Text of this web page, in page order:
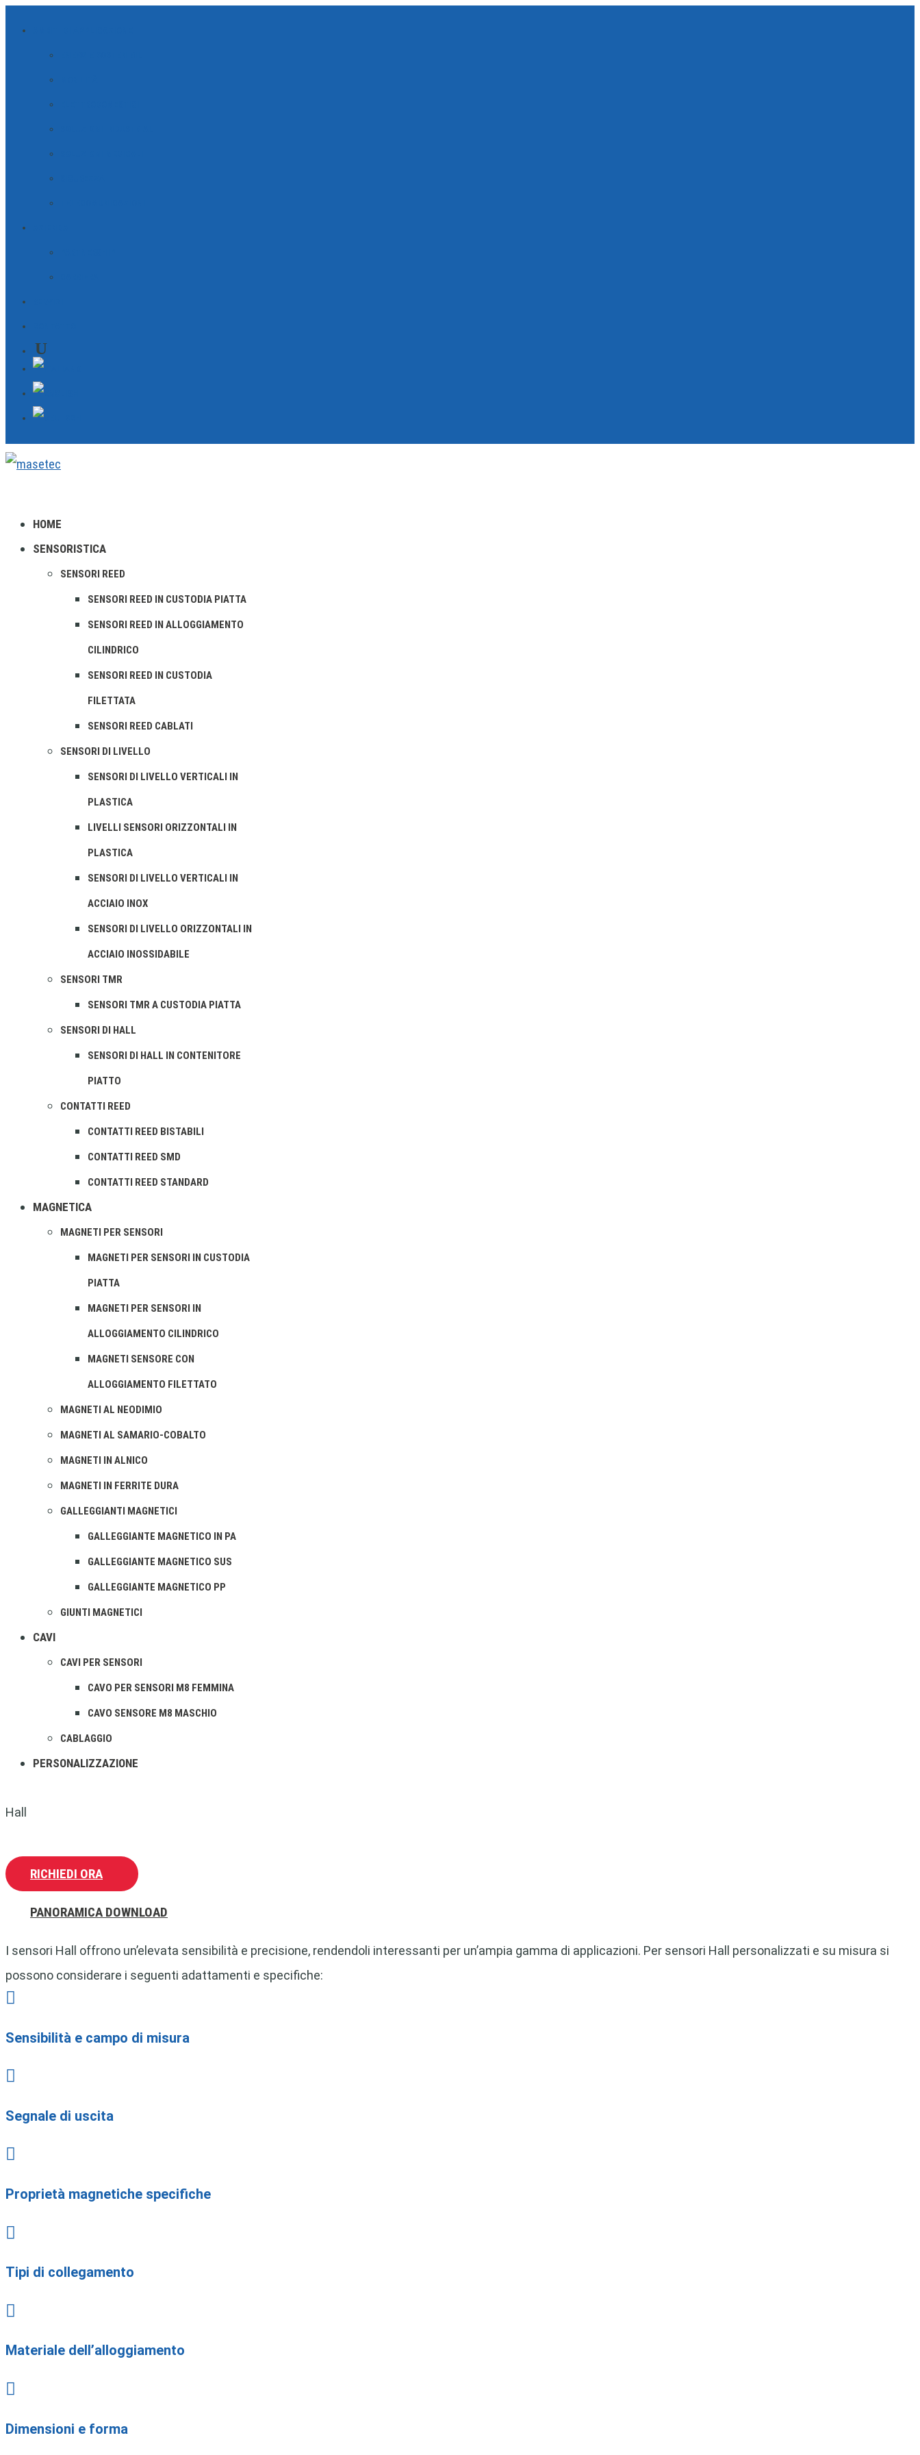
HOME
SENSORISTICA
SENSORI REED
SENSORI REED IN CUSTODIA PIATTA
SENSORI REED IN ALLOGGIAMENTO
CILINDRICO
SENSORI REED IN CUSTODIA
FILETTATA
SENSORI REED CABLATI
SENSORI DI LIVELLO
SENSORI DI LIVELLO VERTICALI IN
PLASTICA
LIVELLI SENSORI ORIZZONTALI IN
PLASTICA
SENSORI DI LIVELLO VERTICALI IN
ACCIAIO INOX
SENSORI DI LIVELLO ORIZZONTALI IN
ACCIAIO INOSSIDABILE
SENSORI TMR
SENSORI TMR A CUSTODIA PIATTA
SENSORI DI HALL
SENSORI DI HALL IN CONTENITORE
PIATTO
CONTATTI REED
CONTATTI REED BISTABILI
CONTATTI REED SMD
CONTATTI REED STANDARD
MAGNETICA
MAGNETI PER SENSORI
MAGNETI PER SENSORI IN CUSTODIA
PIATTA
MAGNETI PER SENSORI IN
ALLOGGIAMENTO CILINDRICO
MAGNETI SENSORE CON
ALLOGGIAMENTO FILETTATO
MAGNETI AL NEODIMIO
MAGNETI AL SAMARIO-COBALTO
MAGNETI IN ALNICO
MAGNETI IN FERRITE DURA
GALLEGGIANTI MAGNETICI
GALLEGGIANTE MAGNETICO IN PA
GALLEGGIANTE MAGNETICO SUS
GALLEGGIANTE MAGNETICO PP
GIUNTI MAGNETICI
CAVI
CAVI PER SENSORI
CAVO PER SENSORI M8 FEMMINA
CAVO SENSORE M8 MASCHIO
CABLAGGIO
PERSONALIZZAZIONE
Hall
RICHIEDI ORA
PANORAMICA DOWNLOAD
I sensori Hall offrono un’elevata sensibilità e precisione, rendendoli interessanti per un’ampia gamma di applicazioni. Per sensori Hall personalizzati e su misura si
possono considerare i seguenti adattamenti e specifiche:

Sensibilità e campo di misura

Segnale di uscita

Proprietà magnetiche specifiche

Tipi di collegamento

Materiale dell’alloggiamento

Dimensioni e forma